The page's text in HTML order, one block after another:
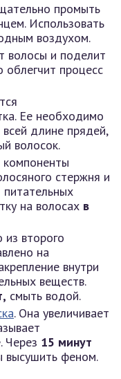
промыть
Использовать
воздухом.
волосы и поделит
процесс
Ее необходимо
длине прядей,
волосок.
компоненты
стержня и
на волосах в
из второго
на
внутри
веществ.
смыть водой.
. Она увеличивает
Через 15 минут
высушить феном.